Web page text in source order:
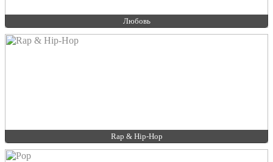
Любовь
Rap & Hip-Hop